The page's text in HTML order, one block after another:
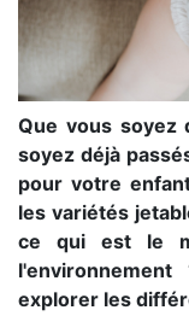
Que vous soyez
soyez déjà
pour votre
les variétés
ce qui est le
explorer les